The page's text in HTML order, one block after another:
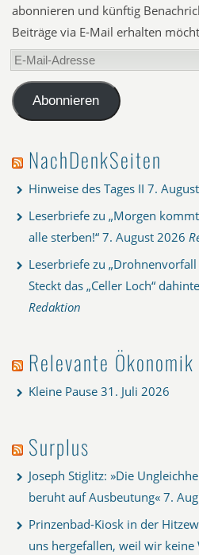
abonnieren und künftig
Beiträge via E-Mail erhalten
E-
Mail-
AdresseAbonnieren
NachDenkSeiten
Hinweise des Tages II 7.
Leserbriefe zu „Morgen
alle sterben!“ 7. August 2026
Leserbriefe zu
Steckt das „Celler Loch“
Redaktion
Relevante Ökonomik
Kleine Pause 31. Juli 2026
Surplus
Joseph Stiglitz: »Die
beruht auf Ausbeutung« 7.
Prinzenbad-Kiosk in der
uns hergefallen, weil wir keine